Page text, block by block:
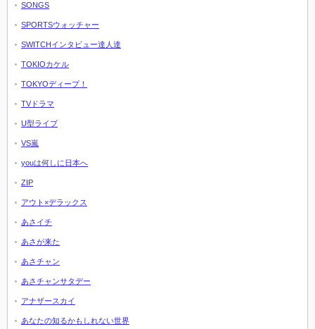
SONGS
SPORTSウォッチャー
SWITCHインタビュー達人達
TOKIOカケル
TOKYOディープ！
TVドラマ
U型ライブ
VS嵐
youは何しに日本へ
ZIP
アウト×デラックス
あさイチ
あさが来た
あさチャン
あさチャンサタデー
アナザースカイ
あなたの知るかもしれない世界